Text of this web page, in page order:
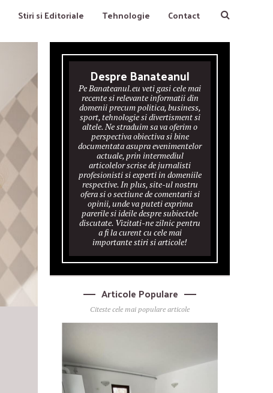
Stiri si Editoriale Tehnologie Contact
Despre Banateanul
Pe Banateanul.eu veti gasi cele mai
recente si relevante informatii din
domenii precum politica, business,
sport, tehnologie si divertisment si
altele. Ne straduim sa va oferim o
perspectiva obiectiva si bine
documentata asupra evenimentelor
actuale, prin intermediul
articolelor scrise de jurnalisti
profesionisti si experti in domeniile
respective. In plus, site-ul nostru
ofera si o sectiune de comentarii si
opinii, unde va puteti exprima
parerile si ideile despre subiectele
discutate. Vizitati-ne zilnic pentru
a fi la curent cu cele mai
importante stiri si articole!
Articole Populare
Citeste cele mai populare articole